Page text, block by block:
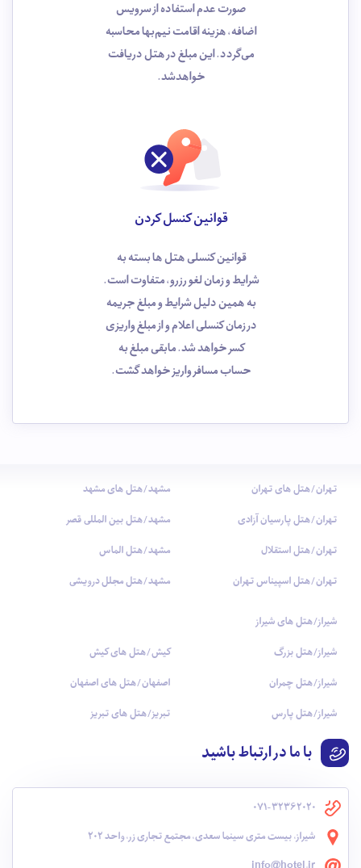
صورت عدم استفاده از سرویس
اضافه، هزینه اقامت نیم‌بها محاسبه
می‌گردد. این مبلغ در هتل دریافت
خواهدشد.
قوانین کنسل کردن
قوانین کنسلی هتل ها بسته به
شرایط و زمان لغو رزرو، متفاوت است.
به همین دلیل شرایط و مبلغ جریمه
در زمان کنسلی اعلام و از مبلغ واریزی
کسر خواهد شد. مابقی مبلغ به
حساب مسافر واریز خواهد گشت.
تهران/هتل های تهران
تهران/هتل پارسیان آزادی
تهران/هتل استقلال
تهران/هتل اسپیناس تهران
مشهد/هتل های مشهد
مشهد/هتل بین المللی قصر
مشهد/هتل الماس
مشهد/هتل مجلل درویشی
شیراز/هتل های شیراز
شیراز/هتل بزرگ
شیراز/هتل چمران
شیراز/هتل پارس
کیش/هتل های کیش
اصفهان/هتل های اصفهان
تبریز/هتل های تبریز
با ما در ارتباط باشید
071-32362020
شیراز، بیست متری سینما سعدی، مجتمع تجاری زر، واحد 202